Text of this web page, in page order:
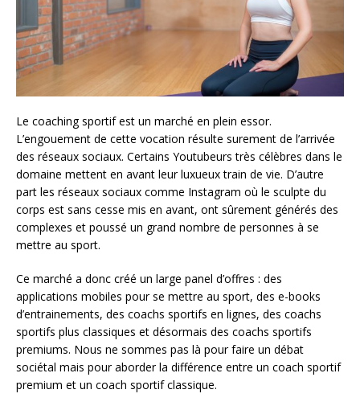
Le coaching sportif est un marché en plein essor.
L’engouement de cette vocation résulte surement de l’arrivée
des réseaux sociaux. Certains Youtubeurs très célèbres dans le
domaine mettent en avant leur luxueux train de vie. D’autre
part les réseaux sociaux comme Instagram où le sculpte du
corps est sans cesse mis en avant, ont sûrement générés des
complexes et poussé un grand nombre de personnes à se
mettre au sport.
Ce marché a donc créé un large panel d’offres : des
applications mobiles pour se mettre au sport, des e-books
d’entrainements, des coachs sportifs en lignes, des coachs
sportifs plus classiques et désormais des coachs sportifs
premiums. Nous ne sommes pas là pour faire un débat
sociétal mais pour aborder la différence entre un coach sportif
premium et un coach sportif classique.